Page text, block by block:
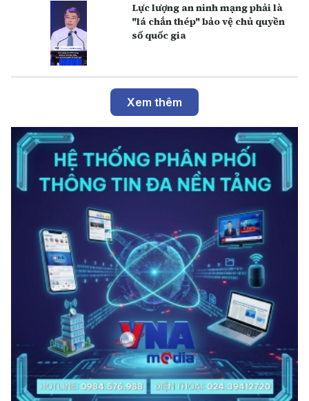
Lực lượng an ninh mạng phải là
"lá chắn thép" bảo vệ chủ quyền
số quốc gia
Xem thêm